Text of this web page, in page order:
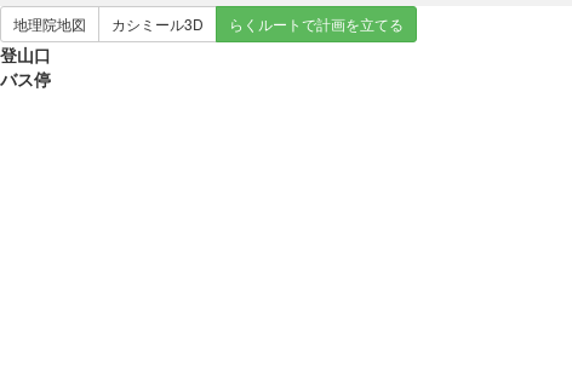
地理院地図 カシミール3D らくルートで計画を立てる
登山口
バス停